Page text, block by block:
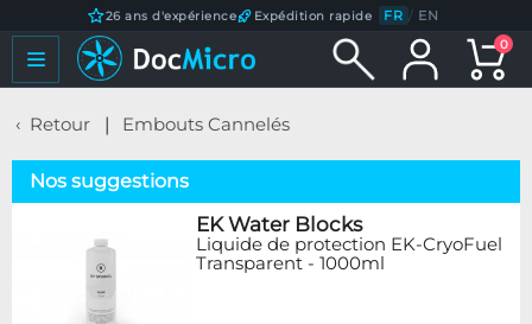
26 ans d'expérience Expédition rapide FR / EN
0
Retour Embouts Cannelés
Nos suggestions
EK Water Blocks
Liquide de protection EK-CryoFuel
Transparent - 1000ml